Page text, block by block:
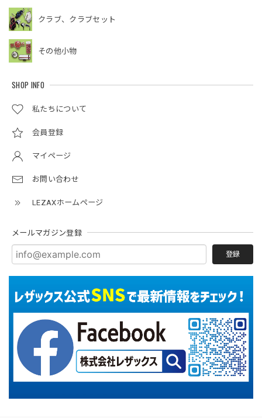
クラブ、クラブセット
その他小物
SHOP INFO
私たちについて
会員登録
マイページ
お問い合わせ
LEZAXホームページ
メールマガジン登録
登録